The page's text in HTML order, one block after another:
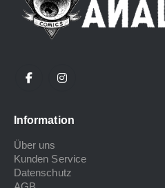
Information
Über uns
Kunden Service
Datenschutz